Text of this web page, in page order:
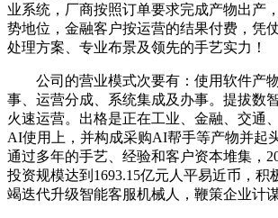
业系统，厂商按照订单要求完成产物出产
势地位，金融客户按运营的结果付费，凭
处理方案、专业布景及领先的手艺实力！
公司的营业模式次要有：使用软件产
事、运营分成、系统集成及办事。提拔数
火速运营。出格是正在工业、金融、交通
AI使用上，并构成采购AI帮手等产物并起
通过多年的手艺、经验和客户资本堆集，
投资规模达到1693.15亿元人平易近币，积
竭迭代升级智能客服机械人，鞭策企业计谋